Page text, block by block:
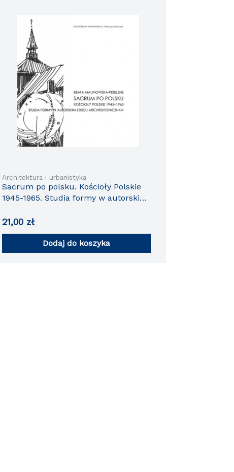
Architektura i urbanistyka
Sacrum po polsku. Kościoły Polskie
1945-1965. Studia formy w autorskim
21,00 zł
Dodaj do koszyka